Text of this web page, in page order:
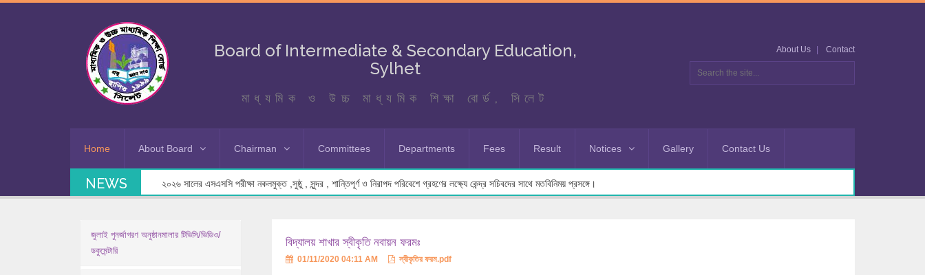
Board of Intermediate & Secondary Education,
Sylhet
মাধ্যমিক ও উচ্চ মাধ্যমিক শিক্ষা বোর্ড, সিলেট
About Us Contact
Home About Board Chairman Committees Departments Fees Result Notices Gallery Contact Us
NEWS ২০২৬ সালের এসএসসি পরীক্ষা নকলমুক্ত ,সুষ্ঠু , সুন্দর , শান্তিপূর্ণ ও নিরাপদ পরিবেশে গ্রহণের লক্ষ্যে কেন্দ্র সচিবদের সাথে মতবিনিময় প্রসঙ্গে।
জুলাই পুনর্জাগরণ অনুষ্ঠানমালার টিভিসি/ভিডিও/
ডকুমেন্টারি
বিদ্যালয় শাখার স্বীকৃতি নবায়ন ফরমঃ
01/11/2020 04:11 AM স্বীকৃতির ফরম.pdf